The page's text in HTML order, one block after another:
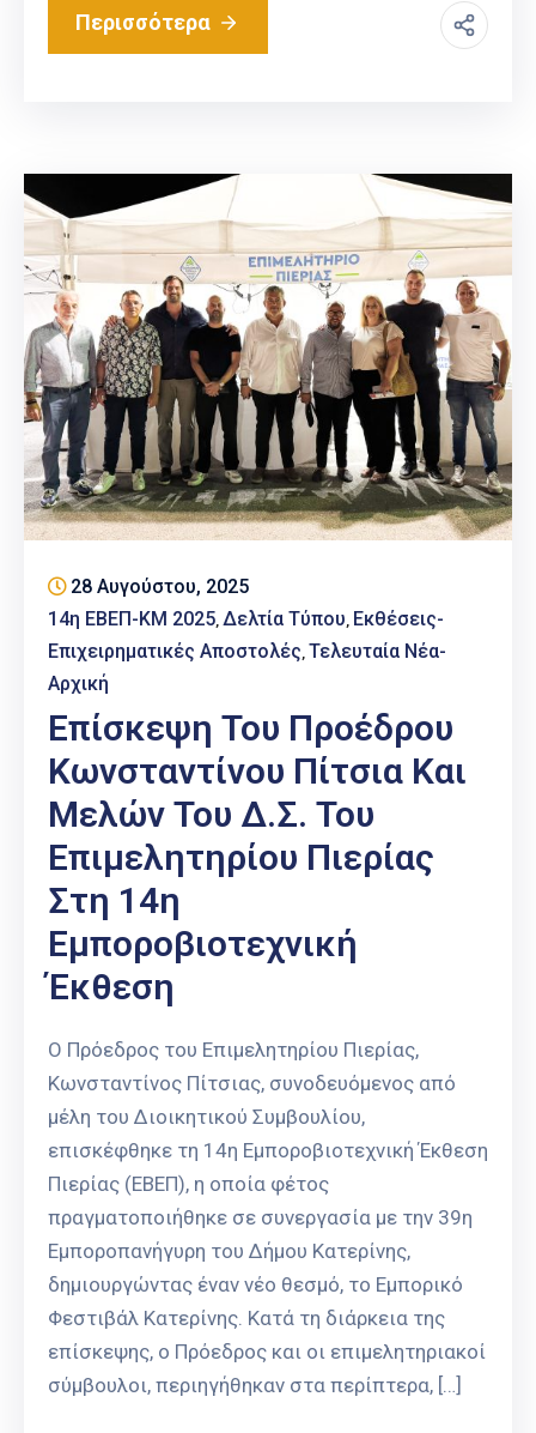
Περισσότερα
28 Αυγούστου, 2025
14η ΕΒΕΠ-ΚΜ 2025‚ Δελτία Τύπου‚ Εκθέσεις-
Επιχειρηματικές Αποστολές‚ Τελευταία Νέα-
Αρχική
Επίσκεψη Του Προέδρου
Κωνσταντίνου Πίτσια Και
Μελών Του Δ.Σ. Του
Επιμελητηρίου Πιερίας
Στη 14η
Εμποροβιοτεχνική
Έκθεση
Ο Πρόεδρος του Επιμελητηρίου Πιερίας,
Κωνσταντίνος Πίτσιας, συνοδευόμενος από
μέλη του Διοικητικού Συμβουλίου,
επισκέφθηκε τη 14η Εμποροβιοτεχνική Έκθεση
Πιερίας (ΕΒΕΠ), η οποία φέτος
πραγματοποιήθηκε σε συνεργασία με την 39η
Εμποροπανήγυρη του Δήμου Κατερίνης,
δημιουργώντας έναν νέο θεσμό, το Εμπορικό
Φεστιβάλ Κατερίνης. Κατά τη διάρκεια της
επίσκεψης, ο Πρόεδρος και οι επιμελητηριακοί
σύμβουλοι, περιηγήθηκαν στα περίπτερα, […]